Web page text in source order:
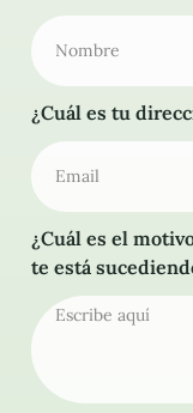
¿Cuál es tu
¿Cuál es el
te está